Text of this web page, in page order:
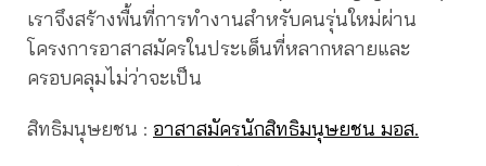
เราจึงสร้างพื้นที่การทำงานสำหรับคนรุ่นใหม่ผ่าน
โครงการอาสาสมัครในประเด็นที่หลากหลายและ
ครอบคลุมไม่ว่าจะเป็น
สิทธิมนุษยชน : อาสาสมัครนักสิทธิมนุษยชน มอส.